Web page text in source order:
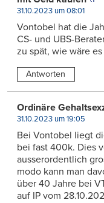
31.10.2023 um 08:01
Vontobel hat die
CS- und UBS-
zu spät, wie wäre
Antworten
Ordinäre
31.10.2023 um 19:05
Bei Vontobel liegt
bei fast 400k. Dies
ausserordentlich
modo kann man
über 40 Jahre bei
auf IP vom